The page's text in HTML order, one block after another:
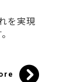
を実現